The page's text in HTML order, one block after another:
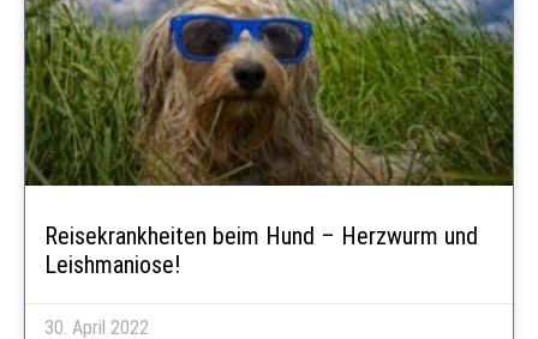
Reisekrankheiten beim Hund – Herzwurm und
Leishmaniose!
30. April 2022